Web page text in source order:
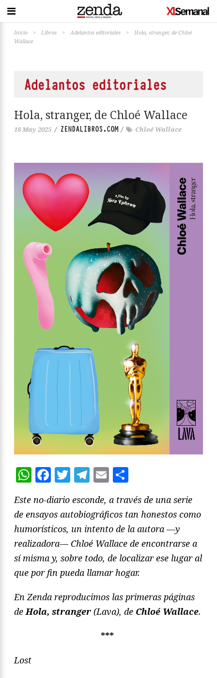
Inicio > Libros > Adelantos editoriales >
Hola, stranger, de Chloé
Wallace
Adelantos editoriales
Hola, stranger, de Chloé Wallace
18 May 2025 / ZENDALIBROS.COM/ Chloé Wallace
WhatsApp
Facebook
Twitter
Telegram
Email
Este no-diario esconde, a través de una serie
de ensayos autobiográficos tan honestos como
humorísticos, un intento de la autora —y
realizadora— Chloé Wallace de encontrarse a
sí misma y, sobre todo, de localizar ese lugar al
que por fin pueda llamar hogar.
En Zenda reproducimos las primeras páginas
deHola, stranger (Lava), de Chloé Wallace.
***
Lost